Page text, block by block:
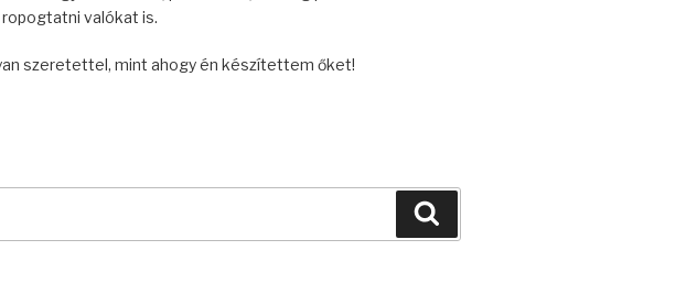
valókat is.
szeretettel, mint ahogy én készítettem őket!